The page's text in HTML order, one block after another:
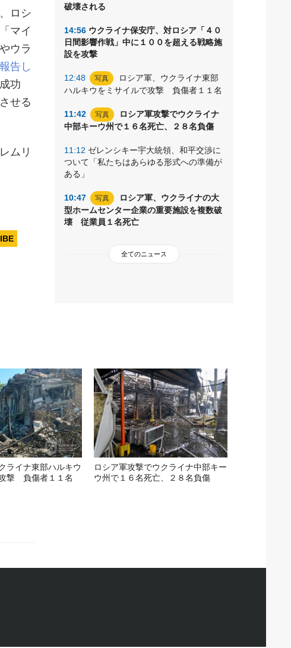
破壊される
14:56 ウクライナ保安庁、対ロシア「４０
日間影響作戦」中に１００を超える戦略施
設を攻撃
12:48 写真
ロシア軍、ウクライナ東部
ハルキウをミサイルで攻撃 負傷者１１名
11:42 写真
ロシア軍攻撃でウクライナ
中部キーウ州で１６名死亡、２８名負傷
11:12 ゼレンシキー宇大統領、和平交渉に
ついて「私たちはあらゆる形式への準備が
ある」
10:47 写真
ロシア軍、ウクライナの大
型ホームセンター企業の重要施設を複数破
壊 従業員１名死亡
全てのニュース
ロシ
マイ
ウラ
報告し
功
せる
ムリ
ライナ東部ハルキウ
撃 負傷者１１名
ロシア軍攻撃でウクライナ中部キー
ウ州で１６名死亡、２８名負傷